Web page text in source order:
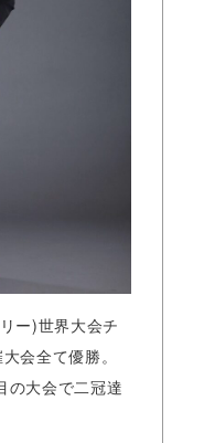
ー)世界大会チ
会全て優勝。
の大会で二冠達